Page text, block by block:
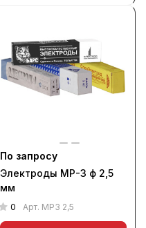
По запросу
Электроды МР-3 ф 2,5
мм
0 Арт. МР3 2,5